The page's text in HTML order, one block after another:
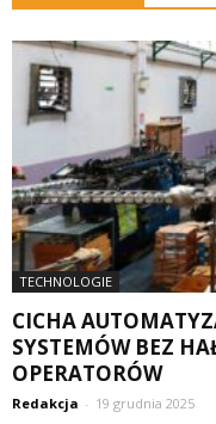
TECHNOLOGIE
CICHA
SYSTEMÓW BEZ
OPERATORÓW
Redakcja - 19 grudnia 2025